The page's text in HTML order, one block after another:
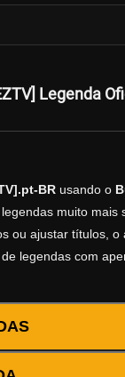
Legenda
BRusando o
muito mais
ou ajustar títulos,
legendas com